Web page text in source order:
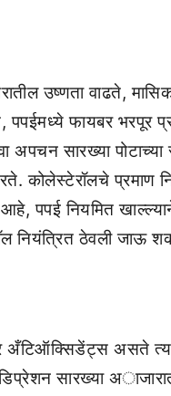
उष्णता वाढते,
पपईमध्ये फायबर भरपूर
अपचन सारख्या
कोलेस्टेरॉलचे प्रमाण
पपई नियमित
नियंत्रित ठेवली जाऊ
अँटिऑक्सिडेंट्स असते
सारख्या